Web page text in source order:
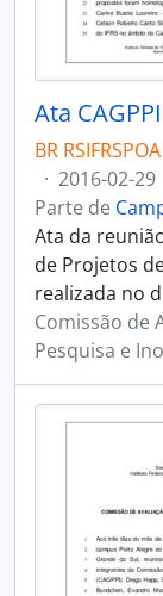
Ata
BR
· 2016-02-29
Parte de
Ata da
de Projetos
realizada no
Comissão de
Pesquisa e